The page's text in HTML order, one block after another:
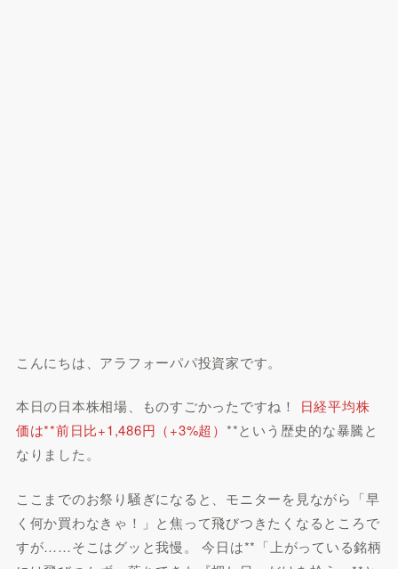
こんにちは、アラフォーパパ投資家です。
本日の日本株相場、ものすごかったですね！
日経平均株
価は**前日比+1,486円（+3%超） **という歴史的な暴騰と
なりました。
ここまでのお祭り騒ぎになると、モニターを見ながら「早
く何か買わなきゃ！」と焦って飛びつきたくなるところで
すが……そこはグッと我慢。 今日は**「上がっている銘柄